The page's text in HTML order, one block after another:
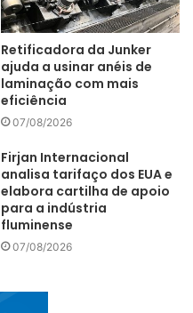
Retificadora da Junker
ajuda a usinar anéis de
laminação com mais
eficiência
07/08/2026
Firjan Internacional
analisa tarifaço dos EUA e
elabora cartilha de apoio
para a indústria
fluminense
07/08/2026